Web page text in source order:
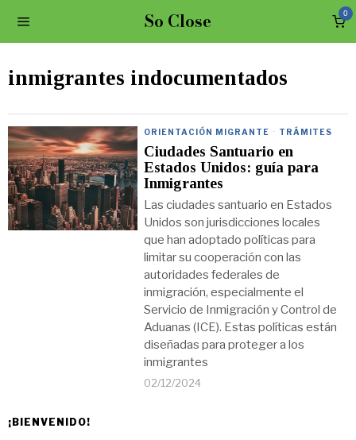
So Close 0
inmigrantes indocumentados
ORIENTACIÓN MIGRANTE · TRÁMITES
Ciudades Santuario en
Estados Unidos: guía para
Inmigrantes
Las ciudades santuario en Estados
Unidos son jurisdicciones locales
que han adoptado políticas para
limitar su cooperación con las
autoridades federales de
inmigración, especialmente el
Servicio de Inmigración y Control de
Aduanas (ICE). Estas políticas están
diseñadas para proteger a los
inmigrantes
02/12/2024
¡BIENVENIDO!